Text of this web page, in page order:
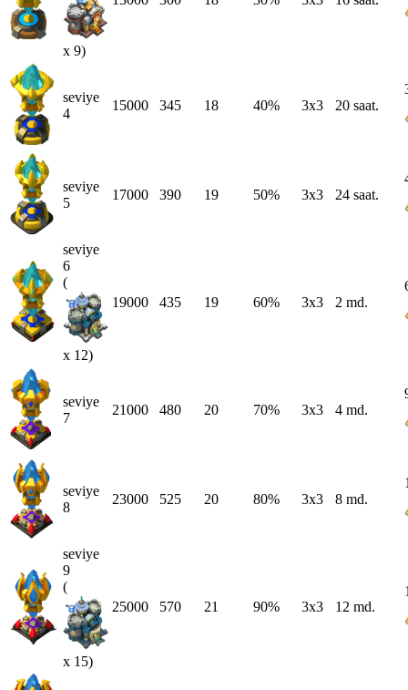
x 9)
seviye
4
15000 345 18 40% 3x3 20 saat.
seviye
5
17000 390 19 50% 3x3 24 saat.
seviye
6
(
x 12)
19000 435 19 60% 3x3 2 md.
seviye
7
21000 480 20 70% 3x3 4 md.
seviye
8
23000 525 20 80% 3x3 8 md.
seviye
9
(
x 15)
25000 570 21 90% 3x3 12 md.